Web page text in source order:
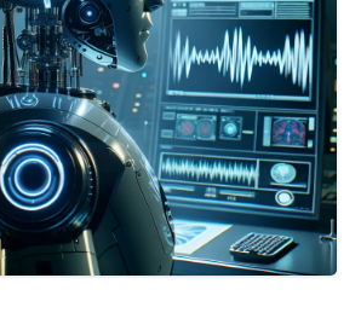
NATURĂ
STIRI